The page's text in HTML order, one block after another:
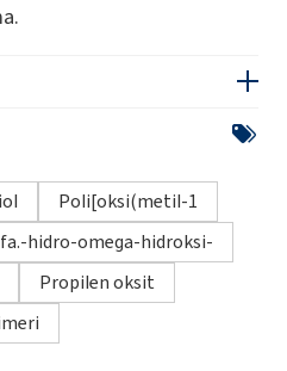
Poli[oksi(metil-1
hidro-omega-hidroksi-
Propilen oksit